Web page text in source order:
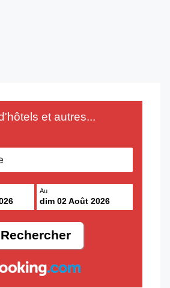
et autres...
Au
dim 02 Août 2026